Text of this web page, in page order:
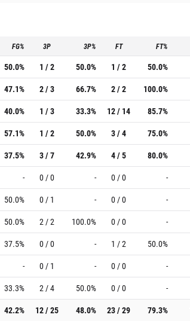
FG% 3P 3P% FT FT%
50.0% 1 / 2 50.0% 1 / 2 50.0%
47.1% 2 / 3 66.7% 2 / 2 100.0%
40.0% 1 / 3 33.3% 12 / 14 85.7%
57.1% 1 / 2 50.0% 3 / 4 75.0%
37.5% 3 / 7 42.9% 4 / 5 80.0%
- 0 / 0 - 0 / 0 -
50.0% 0 / 1 - 0 / 0 -
50.0% 2 / 2 100.0% 0 / 0 -
37.5% 0 / 0 - 1 / 2 50.0%
- 0 / 1 - 0 / 0 -
33.3% 2 / 4 50.0% 0 / 0 -
42.2% 12 / 25 48.0% 23 / 29 79.3%